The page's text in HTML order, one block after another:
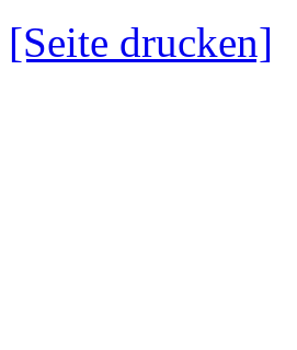
[Seite drucken]